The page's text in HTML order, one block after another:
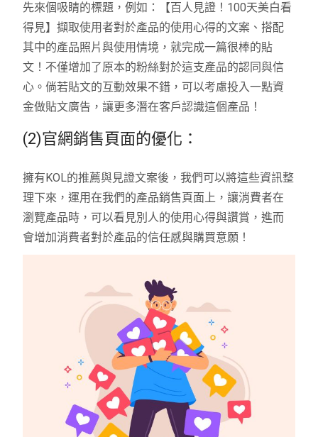
先來個吸睛的標題，例如：【百人見證！100天美白看
得見】擷取使用者對於產品的使用心得的文案、搭配
其中的產品照片與使用情境，就完成一篇很棒的貼
文！不僅增加了原本的粉絲對於這支產品的認同與信
心。倘若貼文的互動效果不錯，可以考慮投入一點資
金做貼文廣告，讓更多潛在客戶認識這個產品！
(2)官網銷售頁面的優化：
擁有KOL的推薦與見證文案後，我們可以將這些資訊整
理下來，運用在我們的產品銷售頁面上，讓消費者在
瀏覽產品時，可以看見別人的使用心得與讚賞，進而
會增加消費者對於產品的信任感與購買意願！